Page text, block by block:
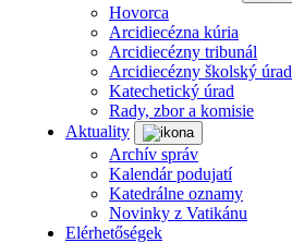
Hovorca
Arcidiecézna kúria
Arcidiecézny tribunál
Arcidiecézny školský úrad
Katechetický úrad
Rady, zbor a komisie
Aktuality
Archív správ
Kalendár podujatí
Katedrálne oznamy
Novinky z Vatikánu
Elérhetőségek